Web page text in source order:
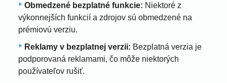
Obmedzené bezplatné funkcie: Niektoré z
výkonnejších funkcií a zdrojov sú obmedzené na
prémiovú verziu.
Reklamy v bezplatnej verzii: Bezplatná verzia je
podporovaná reklamami, čo môže niektorých
používateľov rušiť.